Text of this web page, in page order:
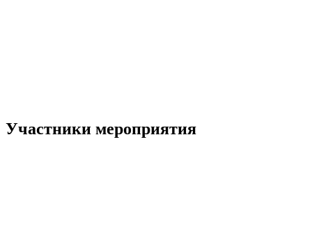
Участники мероприятия